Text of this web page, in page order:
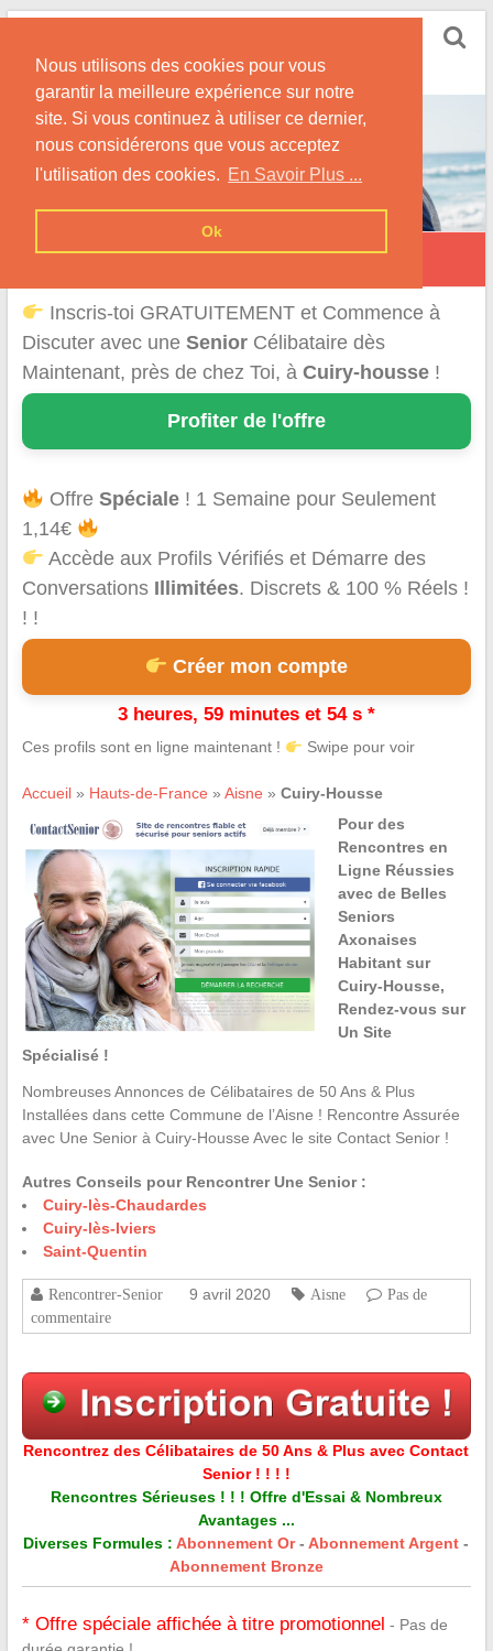
Nous utilisons des cookies pour vous
garantir la meilleure expérience sur notre
site. Si vous continuez à utiliser ce dernier,
nous considérerons que vous acceptez
l'utilisation des cookies. En Savoir Plus ...
Ok
Skip
content
Conseils & Infos pour la Rencontre d'une Senior
Cuiry-Housse
Inscris-toi GRATUITEMENT et Commence à
Discuter avec une SeniorCélibataire dès
Maintenant, près de chez Toi, à Cuiry-housse!
Profiter de l'offre
OffreSpéciale ! 1 Semaine pour Seulement
1,14€
Accède aux Profils Vérifiés et Démarre des
Conversations Illimitées. Discrets & 100 % Réels !
! !
Créer mon compte
3 heures, 59 minutes et 54 s *
Ces profils sont en ligne maintenant ! Swipe pour voir
Accueil» Hauts-de-France » Aisne » Cuiry-Housse
Pour des
Rencontres en
Ligne Réussies
avec de Belles
Seniors
Axonaises
Habitant sur
Cuiry-Housse,
Rendez-vous sur
Un Site
Spécialisé !
Nombreuses Annonces de Célibataires de 50 Ans & Plus
Installées dans cette Commune de l’Aisne ! Rencontre Assurée
avec Une Senior à Cuiry-Housse Avec le site Contact Senior !
Autres Conseils pour Rencontrer Une Senior :
Cuiry-lès-Chaudardes
Cuiry-lès-Iviers
Saint-Quentin
Rencontrer-Senior 9 avril 2020 Aisne
Pas de
commentaire
Rencontrez des Célibataires de 50 Ans & Plus avec Contact
Senior ! ! ! !
Rencontres Sérieuses ! ! ! Offre d'Essai & Nombreux
Avantages ...
Diverses Formules : Abonnement Or-Abonnement Argent -
Abonnement Bronze
* Offre spéciale affichée à titre promotionnel - Pas de